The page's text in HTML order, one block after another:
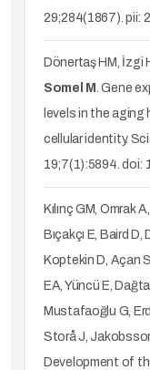
29;284(1867). pii:
Dönertaş HM, İzgi
Somel M. Gene
levels in the
cellular identity.
19;7(1):5894. doi:
Kılınç GM, Omrak
Bıçakçı E, Baird
Koptekin D, Açan
EA, Yüncü E,
Mustafaoğlu G,
Storå J,
Development of